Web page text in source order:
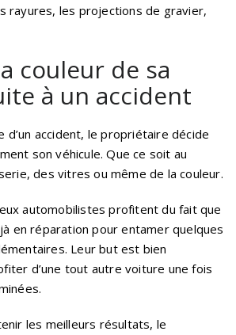
rayures, les projections de gravier,
couleur de sa
à un accident
d’un accident, le propriétaire décide
son véhicule. Que ce soit au
des vitres ou même de la couleur.
automobilistes profitent du fait que
en réparation pour entamer quelques
Leur but est bien
d’une tout autre voiture une fois
les meilleurs résultats, le